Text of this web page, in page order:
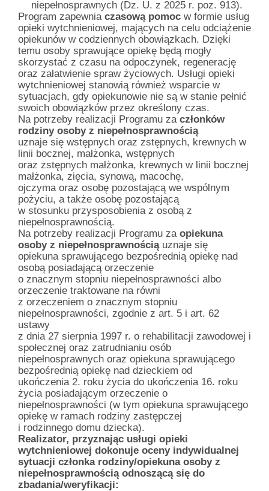
niepełnosprawnych (Dz. U. z 2025 r. poz. 913).
Program zapewnia czasową pomoc w formie usług
opieki wytchnieniowej, mających na celu odciążenie
opiekunów w codziennych obowiązkach. Dzięki
temu osoby sprawujące opiekę będą mogły
skorzystać z czasu na odpoczynek, regenerację
oraz załatwienie spraw życiowych. Usługi opieki
wytchnieniowej stanowią również wsparcie w
sytuacjach, gdy opiekunowie nie są w stanie pełnić
swoich obowiązków przez określony czas.
Na potrzeby realizacji Programu za członków
rodziny osoby z niepełnosprawnością
uznaje się wstępnych oraz zstępnych, krewnych w
linii bocznej, małżonka, wstępnych
oraz zstępnych małżonka, krewnych w linii bocznej
małżonka, zięcia, synową, macochę,
ojczyma oraz osobę pozostającą we wspólnym
pożyciu, a także osobę pozostającą
w stosunku przysposobienia z osobą z
niepełnosprawnością.
Na potrzeby realizacji Programu za opiekuna
osoby z niepełnosprawnościąuznaje się
opiekuna sprawującego bezpośrednią opiekę nad
osobą posiadającą orzeczenie
o znacznym stopniu niepełnosprawności albo
orzeczenie traktowane na równi
z orzeczeniem o znacznym stopniu
niepełnosprawności, zgodnie z art. 5 i art. 62
ustawy
z dnia 27 sierpnia 1997 r. o rehabilitacji zawodowej i
społecznej oraz zatrudnianiu osób
niepełnosprawnych oraz opiekuna sprawującego
bezpośrednią opiekę nad dzieckiem od
ukończenia 2. roku życia do ukończenia 16. roku
życia posiadającym orzeczenie o
niepełnosprawności (w tym opiekuna sprawującego
opiekę w ramach rodziny zastępczej
i rodzinnego domu dziecka).
Realizator, przyznając usługi opieki
wytchnieniowej dokonuje oceny indywidualnej
sytuacji członka rodziny/opiekuna osoby z
niepełnosprawnością odnoszącą się do
zbadania/weryfikacji: